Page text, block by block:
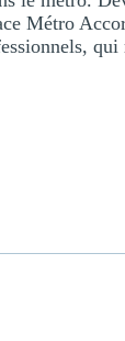
Métro
qui